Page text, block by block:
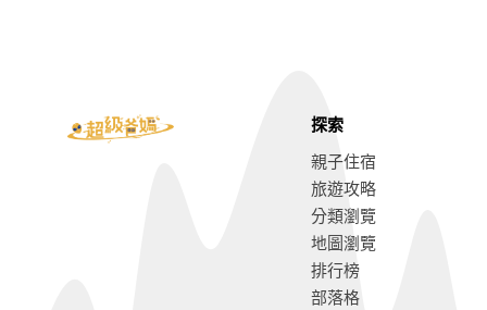
探索
親子住宿
旅遊攻略
分類瀏覽
地圖瀏覽
排行榜
部落格